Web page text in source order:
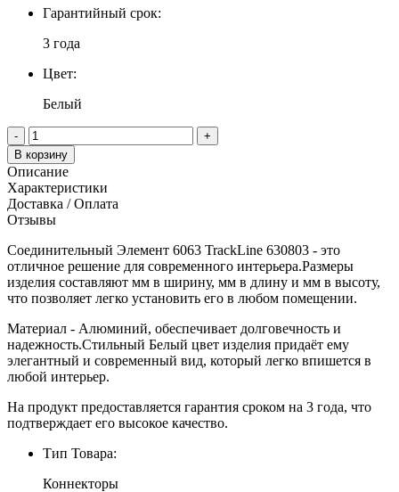
Гарантийный срок:
3 года
Цвет:
Белый
-
+
В корзину
Описание
Характеристики
Доставка / Оплата
Отзывы
Соединительный Элемент 6063 TrackLine 630803 - это
отличное решение для современного интерьера.Размеры
изделия составляют мм в ширину, мм в длину и мм в высоту,
что позволяет легко установить его в любом помещении.
Материал - Алюминий, обеспечивает долговечность и
надежность.Стильный Белый цвет изделия придаёт ему
элегантный и современный вид, который легко впишется в
любой интерьер.
На продукт предоставляется гарантия сроком на 3 года, что
подтверждает его высокое качество.
Тип Товара:
Коннекторы